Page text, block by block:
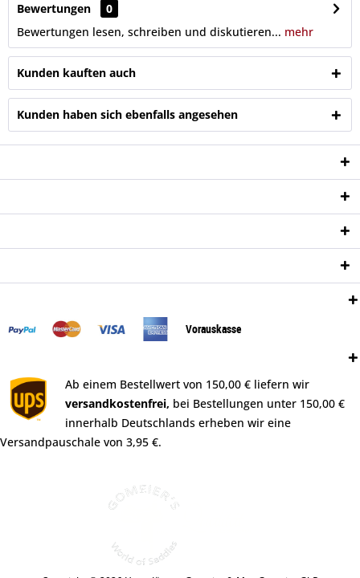
Bewertungen
0
Bewertungen lesen, schreiben und diskutieren... mehr
Kunden kauften auch
Kunden haben sich ebenfalls angesehen
Vorauskasse
Ab einem Bestellwert von 150,00 € liefern wir
versandkostenfrei, bei Bestellungen unter 150,00 €
innerhalb Deutschlands erheben wir eine
Versandpauschale von 3,95 €.